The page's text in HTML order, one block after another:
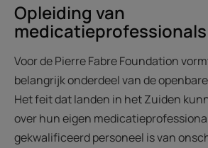
Opleiding van
medicatieprofessionals
Voor de Pierre Fabre Foundation
belangrijk onderdeel van de
Het feit dat landen in het Zuiden
over hun eigen
gekwalificeerd personeel is van